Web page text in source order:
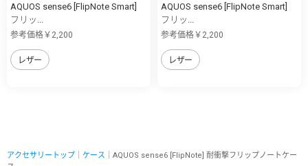
AQUOS sense6 [FlipNote Smart]
フリッ...
参考価格￥2,200
レザー
AQUOS sense6 [FlipNote Smart]
フリッ...
参考価格￥2,200
レザー
アクセサリートップ ケース ｜AQUOS sense6 [FlipNote] 耐衝撃フリップノートケー